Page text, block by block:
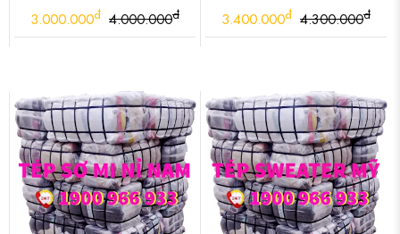
3.000.000đ 4.000.000đ 3.400.000đ 4.300.000đ